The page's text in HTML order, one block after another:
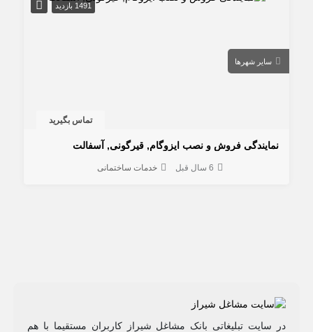
1491 بازدید
سایر شهرها
تماس بگیرید
نمایندگی فروش و نصب ایزوگام, قیرگونی, آسفالت
6 سال قبل خدمات ساختمانی
در سایت تبلیغاتی بانک مشاغل شیراز کاربران مستقیما با هم